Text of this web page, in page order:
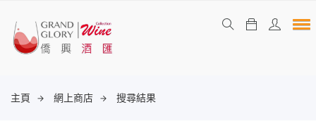
主頁 網上商店 搜尋結果